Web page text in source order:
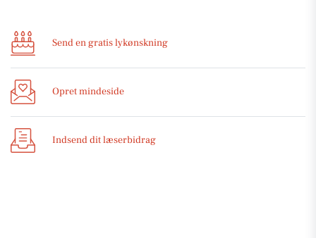
Send en gratis lykønskning
Opret mindeside
Indsend dit læserbidrag